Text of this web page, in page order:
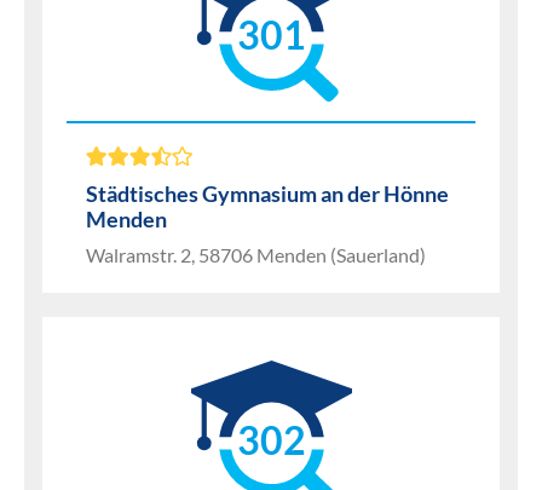
301
Städtisches Gymnasium an der Hönne
Menden
Walramstr. 2, 58706 Menden (Sauerland)
302